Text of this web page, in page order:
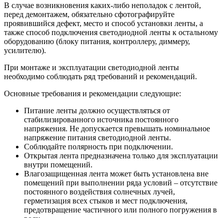
В случае возникновения каких-либо неполадок с лентой,
перед демонтажем, обязательно сфотографируйте
проявившийся дефект, место и способ установки ленты, а
также способ подключения светодиодной ленты к остальному
оборудованию (блоку питания, контроллеру, диммеру,
усилителю).
При монтаже и эксплуатации светодиодной ленты
необходимо соблюдать ряд требований и рекомендаций.
Основные требования и рекомендации следующие:
Питание ленты должно осуществляться от
стабилизированного источника постоянного
напряжения. Не допускается превышать номинальное
напряжение питания светодиодной ленты.
Соблюдайте полярность при подключении.
Открытая лента предназначена только для эксплуатации
внутри помещений.
Влагозащищенная лента может быть установлена вне
помещений при выполнении ряда условий – отсутствие
постоянного воздействия солнечных лучей,
герметизация всех стыков и мест подключения,
предотвращение частичного или полного погружения в